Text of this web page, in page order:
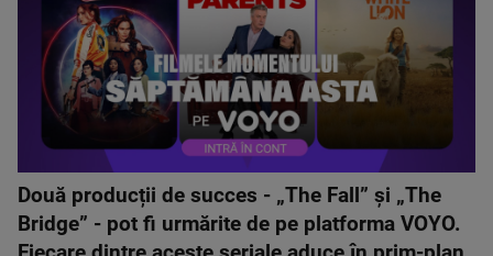
Două producții de succes - „The Fall” și „The
Bridge” - pot fi urmărite de pe platforma VOYO.